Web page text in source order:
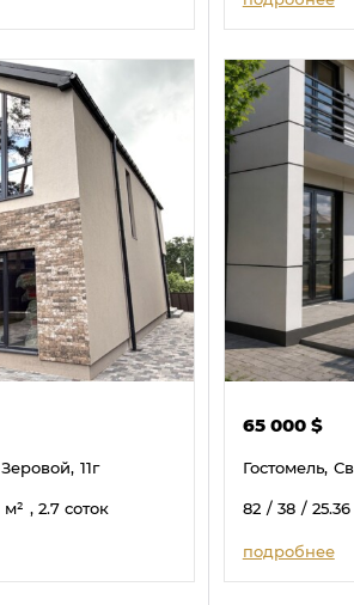
11г
м² , 2.7 соток
65 000 $
Гостомель,
82 / 38 / 25.36
подробнее